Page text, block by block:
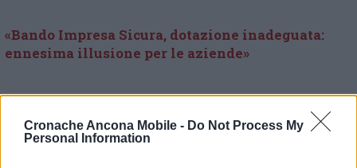
Cronache Ancona Mobile - Do Not Process My
Personal Information
«Bando Impresa Sicura, dotazione inadeguata:
ennesima illusione per le aziende»
click day